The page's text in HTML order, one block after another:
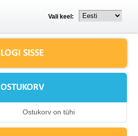
Vali keel:
LOGI SISSE
OSTUKORV
Ostukorv on tühi